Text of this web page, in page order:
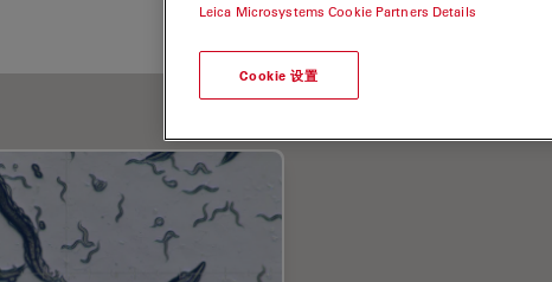
Leica Microsystems Cookie Partners Details
Cookie 设置